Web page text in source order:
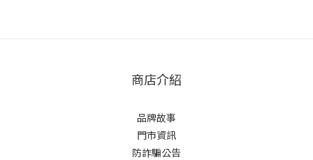
商店介紹
品牌故事
門市資訊
防詐騙公告